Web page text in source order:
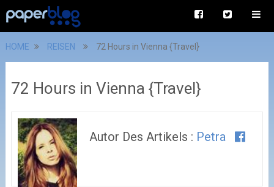
HOME REISEN 72 Hours in Vienna {Travel}
72 Hours in Vienna {Travel}
Autor Des Artikels : Petra